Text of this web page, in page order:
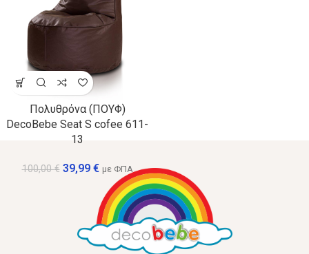
Πολυθρόνα (ΠΟΥΦ)
DecoBebe Seat S cofee 611-
13
100,00€ 39,99 € με ΦΠΑ